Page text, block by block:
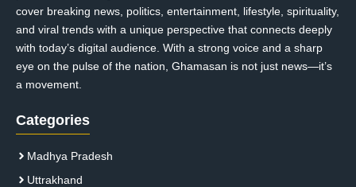
cover breaking news, politics, entertainment, lifestyle, spirituality,
and viral trends with a unique perspective that connects deeply
with today’s digital audience. With a strong voice and a sharp
eye on the pulse of the nation, Ghamasan is not just news—it’s
a movement.
Categories
Madhya Pradesh
Uttrakhand